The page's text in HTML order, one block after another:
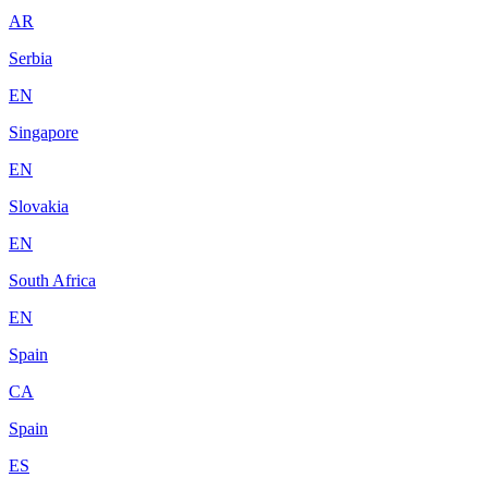
AR
Serbia
EN
Singapore
EN
Slovakia
EN
South Africa
EN
Spain
CA
Spain
ES